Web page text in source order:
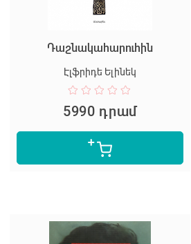
Դաշնակահարուհին
Էլֆրիդե Ելինեկ
5990 դրամ